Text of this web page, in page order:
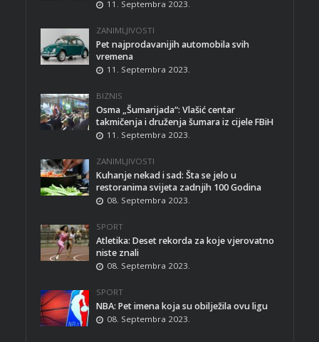
11. Septembra 2023.
ZANIMLJIVOSTI
Pet najprodavanijih automobila svih
vremena
11. Septembra 2023.
BIZNIS
Osma „Šumarijada“: Vlašić centar
takmičenja i druženja šumara iz cijele FBiH
11. Septembra 2023.
ZANIMLJIVOSTI
Kuhanje nekad i sad: Šta se jelo u
restoranima svijeta zadnjih 100 Godina
08. Septembra 2023.
SPORT
Atletika: Deset rekorda za koje vjerovatno
niste znali
08. Septembra 2023.
SPORT
NBA: Pet imena koja su obilježila ovu ligu
08. Septembra 2023.